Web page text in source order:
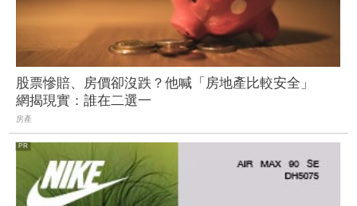
股票慘賠、房價卻沒跌？他喊「房地產比較安全」
網揭現實：誰在二選一
房產